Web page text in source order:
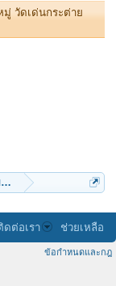
มู่ วัดเด่นกระต่าย
วชนาคหมู่ วัดเด่นกระต่
ดต่อเรา ช่วยเหลือ
ข้อกำหนดและกฎ